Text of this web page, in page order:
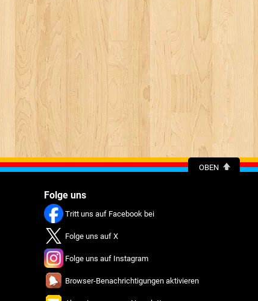
OBEN
Folge uns
Tritt uns auf Facebook bei
Folge uns auf X
Folge uns auf Instagram
Browser-Benachrichtigungen aktivieren